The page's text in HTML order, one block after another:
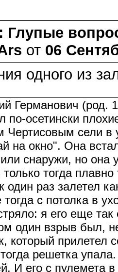
Глупые
от 06
одного из
Германович (род.
по-осетински
Чертисовым сели в
на окно". Она
снаружи, но она
только тогда
один раз залетел
с потолка в
я его еще
один взрыв был,
который прилетел
решетка
И его с пулемета